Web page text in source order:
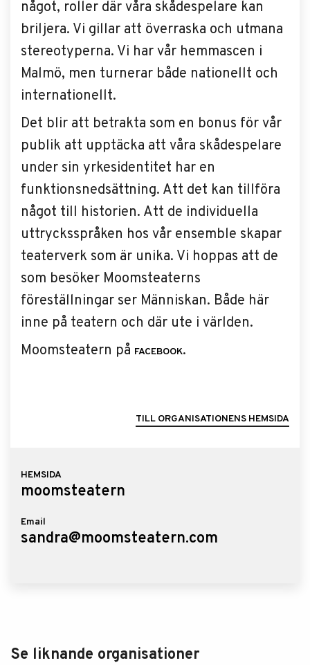
HEMSIDA
moomsteatern
Email
sandra@moomsteatern.com
något, roller där våra skådespelare kan
briljera. Vi gillar att överraska och utmana
stereotyperna. Vi har vår hemmascen i
Malmö, men turnerar både nationellt och
internationellt.
Det blir att betrakta som en bonus för vår
publik att upptäcka att våra skådespelare
under sin yrkesidentitet har en
funktionsnedsättning. Att det kan tillföra
något till historien. Att de individuella
uttrycksspråken hos vår ensemble skapar
teaterverk som är unika. Vi hoppas att de
som besöker Moomsteaterns
föreställningar ser Människan. Både här
inne på teatern och där ute i världen.
Moomsteatern på FACEBOOK.
TILL ORGANISATIONENS HEMSIDA
Se liknande organisationer